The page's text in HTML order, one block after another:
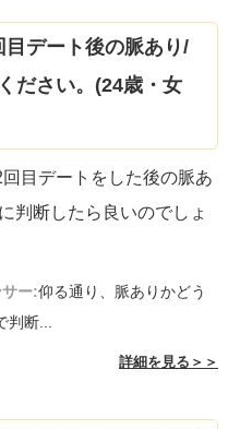
デート後の脈あり/
ださい。(24歳・女
目デートをした後の脈あ
判断したら良いのでしょ
ー:仰る通り、脈ありかどう
判断...
詳細を見る＞＞